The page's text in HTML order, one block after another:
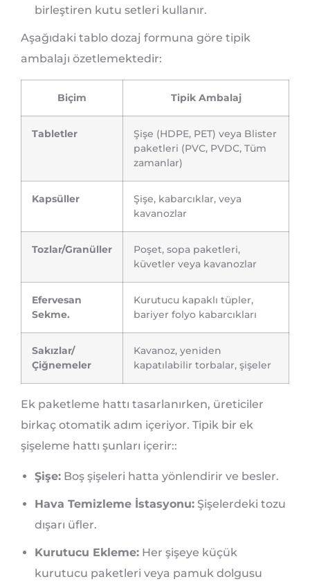
birleştiren kutu setleri kullanır.
Aşağıdaki tablo dozaj formuna göre tipik
ambalajı özetlemektedir:
Biçim Tipik Ambalaj
Tabletler
Şişe (HDPE, PET) veya Blister
paketleri (PVC, PVDC, Tüm
zamanlar)
Kapsüller
Şişe, kabarcıklar, veya
kavanozlar
Tozlar/Granüller
Poşet, sopa paketleri,
küvetler veya kavanozlar
Efervesan
Sekme.
Kurutucu kapaklı tüpler,
bariyer folyo kabarcıkları
Sakızlar/
Çiğnemeler
Kavanoz, yeniden
kapatılabilir torbalar, şişeler
Ek paketleme hattı tasarlanırken, üreticiler
birkaç otomatik adım içeriyor. Tipik bir ek
şişeleme hattı şunları içerir::
Şişe: Boş şişeleri hatta yönlendirir ve besler.
Hava Temizleme İstasyonu: Şişelerdeki tozu
dışarı üfler.
Kurutucu Ekleme: Her şişeye küçük
kurutucu paketleri veya pamuk dolgusu